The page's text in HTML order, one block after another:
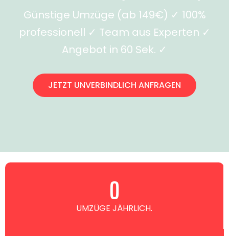
Günstige Umzüge (ab 149€) ✓ 100%
professionell ✓ Team aus Experten ✓
Angebot in 60 Sek. ✓
JETZT UNVERBINDLICH ANFRAGEN
UMZÜGE JÄHRLICH.
0